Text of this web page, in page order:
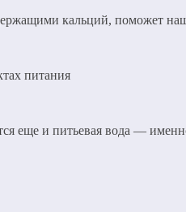
кальций, поможет
еще и питьевая вода —